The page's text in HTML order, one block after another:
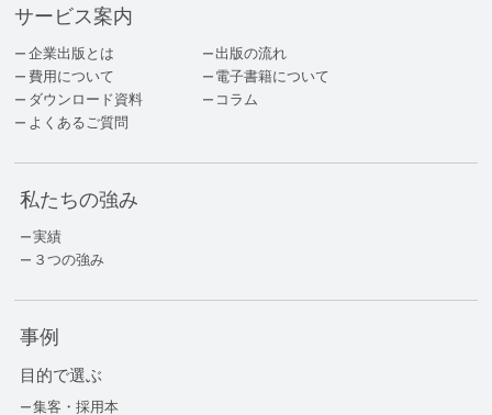
サービス案内
企業出版とは
出版の流れ
費用について
電子書籍について
ダウンロード資料
コラム
よくあるご質問
私たちの強み
実績
３つの強み
事例
目的で選ぶ
集客・採用本